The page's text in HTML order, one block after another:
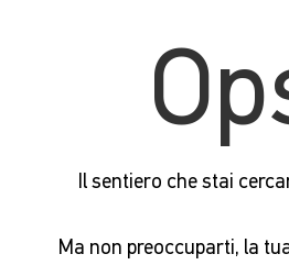
Il sentiero che stai
Ma non preoccuparti, la